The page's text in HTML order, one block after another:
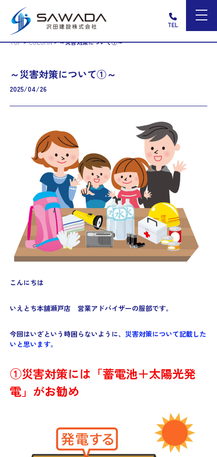
TEL
TOP>COLUMN>～災害対策について①～
～災害対策について①～
2025/04/26
こんにちは
いえとち本舗瀬戸店 営業アドバイザーの服部です。
今回はいざという時困らないように、 災害対策について記載した
いと思います。
①災害対策には「蓄電池＋太陽光発
電」がお勧め